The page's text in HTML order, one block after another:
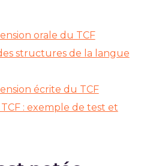
orale du TCF
structures de la langue
écrite du TCF
: exemple de test et